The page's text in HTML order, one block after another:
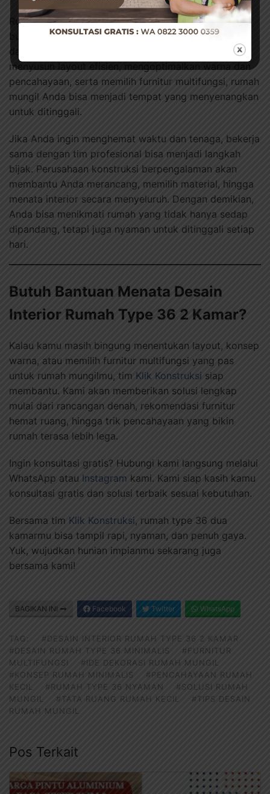
Rumah type 36 memang terbatas luasnya, tetapi
bukan berarti Anda tidak bisa membuatnya nyaman
dan cantik. Dengan memilih konsep yang tepat,
menyusun layout efisien, mengoptimalkan warna dan
pencahayaan, serta memilih furnitur multifungsi, rumah
mungil Anda bisa menjadi tempat yang menyenangkan
untuk ditinggali.
Jika Anda ingin menghemat waktu dan tenaga, bekerja
sama dengan tim profesional bisa menjadi langkah
bijak. Perusahaan konstruksi berpengalaman akan
membantu Anda merancang, memilih material, hingga
menata interior secara menyeluruh. Dengan demikian,
Anda bisa menikmati rumah yang tidak hanya sedap
dipandang, tetapi juga nyaman untuk ditinggali setiap
hari.
Butuh Bantuan Menata Desain
Interior Rumah Type 36 2 Kamar?
Kalau kamu masih bingung menentukan layout, konsep
warna, atau memilih furnitur multifungsi yang pas
untuk rumah mungilmu, tim Klik Konstruksi siap
membantu. Kami akan memberikan solusi lengkap
mulai dari rancangan denah, rekomendasi furnitur
hemat ruang, hingga trik pencahayaan yang bikin
rumah terasa lebih lega.
Ingin konsultasi gratis? Hubungi kami langsung melalui
WhatsApp atau Instagram kami. Kami siap kasih kamu
konsultasi gratis dan solusi terbaik sesuai kebutuhan.
Bersama tim Klik Konstruksi, rumah type 36 dua
kamarmu bisa tampil rapi, nyaman, dan penuh gaya.
Yuk, wujudkan hunian impianmu sekarang juga
bersama kami!
BAGIKAN INI Facebook Twitter WhatsApp
TAG:
#DESAIN INTERIOR RUMAH TYPE 36 2 KAMAR
#DESAIN RUMAH TYPE 36 MINIMALIS
#FURNITUR
MULTIFUNGSI
#IDE DEKORASI RUMAH MUNGIL
#KONSEP RUMAH MINIMALIS
#PENCAHAYAAN RUMAH
KECIL
#RUMAH TYPE 36 NYAMAN
#SOLUSI RUMAH
MUNGIL
#TATA RUANG RUMAH KECIL
#TIPS DESAIN
RUMAH MUNGIL
Pos Terkait